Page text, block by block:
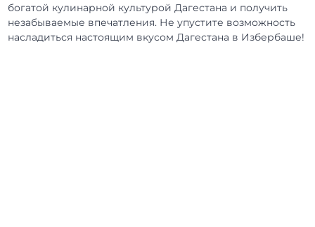
богатой кулинарной культурой Дагестана и получить
незабываемые впечатления. Не упустите возможность
насладиться настоящим вкусом Дагестана в Избербаше!